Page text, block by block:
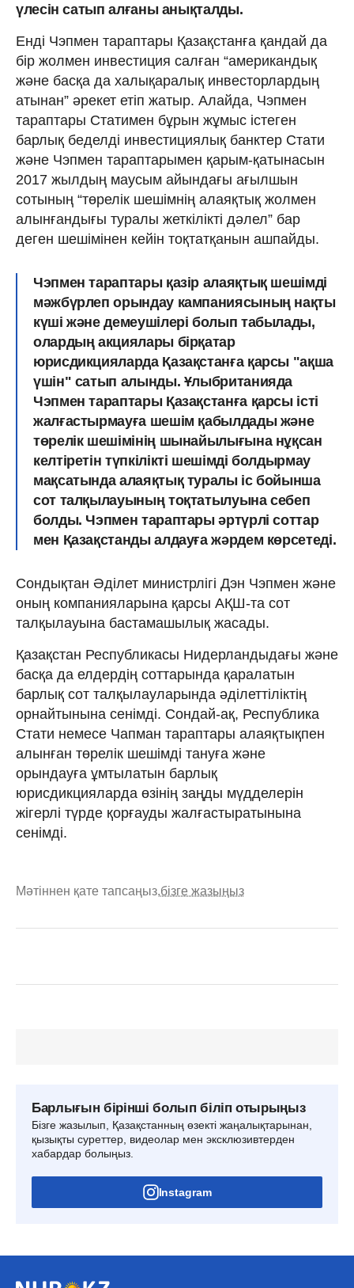
үлесін сатып алғаны анықталды.
Енді Чэпмен тараптары Қазақстанға қандай да
бір жолмен инвестиция салған “американдық
және басқа да халықаралық инвесторлардың
атынан” әрекет етіп жатыр. Алайда, Чэпмен
тараптары Статимен бұрын жұмыс істеген
барлық беделді инвестициялық банктер Стати
және Чэпмен тараптарымен қарым-қатынасын
2017 жылдың маусым айындағы ағылшын
сотының “төрелік шешімнің алаяқтық жолмен
алынғандығы туралы жеткілікті дәлел” бар
деген шешімінен кейін тоқтатқанын ашпайды.
Чэпмен тараптары қазір алаяқтық шешімді
мәжбүрлеп орындау кампаниясының нақты
күші және демеушілері болып табылады,
олардың акциялары бірқатар
юрисдикцияларда Қазақстанға қарсы "ақша
үшін" сатып алынды. Ұлыбританияда
Чэпмен тараптары Қазақстанға қарсы істі
жалғастырмауға шешім қабылдады және
төрелік шешімінің шынайылығына нұқсан
келтіретін түпкілікті шешімді болдырмау
мақсатында алаяқтық туралы іс бойынша
сот талқылауының тоқтатылуына себеп
болды. Чэпмен тараптары әртүрлі соттар
мен Қазақстанды алдауға жәрдем көрсетеді.
Сондықтан Әділет министрлігі Дэн Чэпмен және
оның компанияларына қарсы АҚШ-та сот
талқылауына бастамашылық жасады.
Қазақстан Республикасы Нидерландыдағы және
басқа да елдердің соттарында қаралатын
барлық сот талқылауларында әділеттіліктің
орнайтынына сенімді. Сондай-ақ, Республика
Стати немесе Чапман тараптары алаяқтықпен
алынған төрелік шешімді тануға және
орындауға ұмтылатын барлық
юрисдикцияларда өзінің заңды мүдделерін
жігерлі түрде қорғауды жалғастыратынына
сенімді.
Мәтіннен қате тапсаңыз,бізге жазыңыз
Барлығын бірінші болып біліп отырыңыз
Бізге жазылып, Қазақстанның өзекті жаңалықтарынан,
қызықты суреттер, видеолар мен эксклюзивтерден
хабардар болыңыз.
Instagram